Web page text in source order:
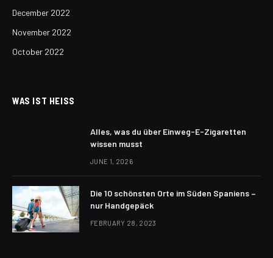
December 2022
November 2022
October 2022
WAS IST HEISS
Alles, was du über Einweg-E-Zigaretten
wissen musst
JUNE 1, 2026
Die 10 schönsten Orte im Süden Spaniens –
nur Handgepäck
FEBRUARY 28, 2023